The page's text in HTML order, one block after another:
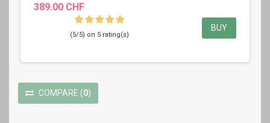
389.00 CHF
(5/5) on 5 rating(s)
BUY
COMPARE (0)